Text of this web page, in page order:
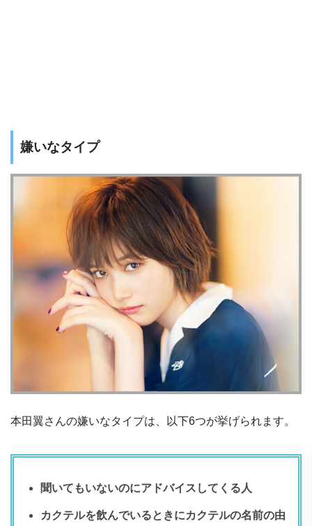
嫌いなタイプ
本田翼さんの嫌いなタイプは、以下6つが挙げられます。
聞いてもいないのにアドバイスしてくる人
カクテルを飲んでいるときにカクテルの名前の由